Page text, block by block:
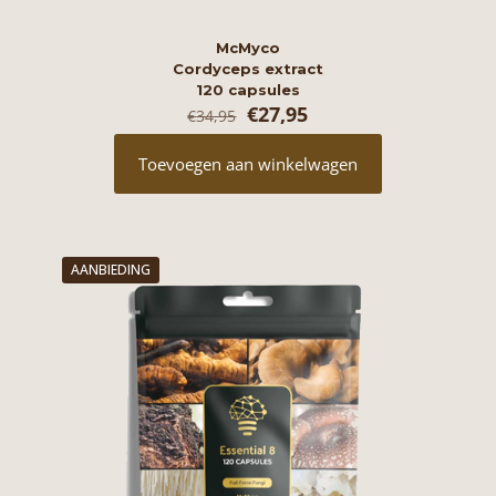
McMyco
Cordyceps extract
120 capsules
€34,95 Oorspronkelijke
prijs
was:
€34,95.
€27,95Huidige
prijs
is:
€27,95.
Toevoegen aan winkelwagen
AANBIEDING